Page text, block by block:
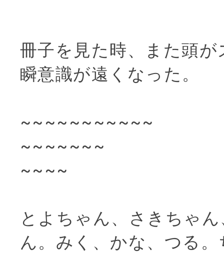
冊子を見た時、また頭
瞬意識が遠くなった。
~~~~~~~~~~~
~~~~~~~
~~~~
とよちゃん、さきちゃ
ん。みく、かな、つる